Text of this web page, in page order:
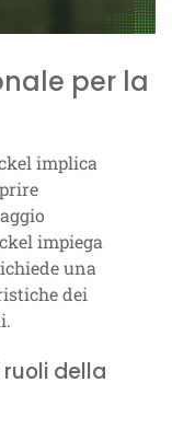
per la
implica
impiega
una
dei
della